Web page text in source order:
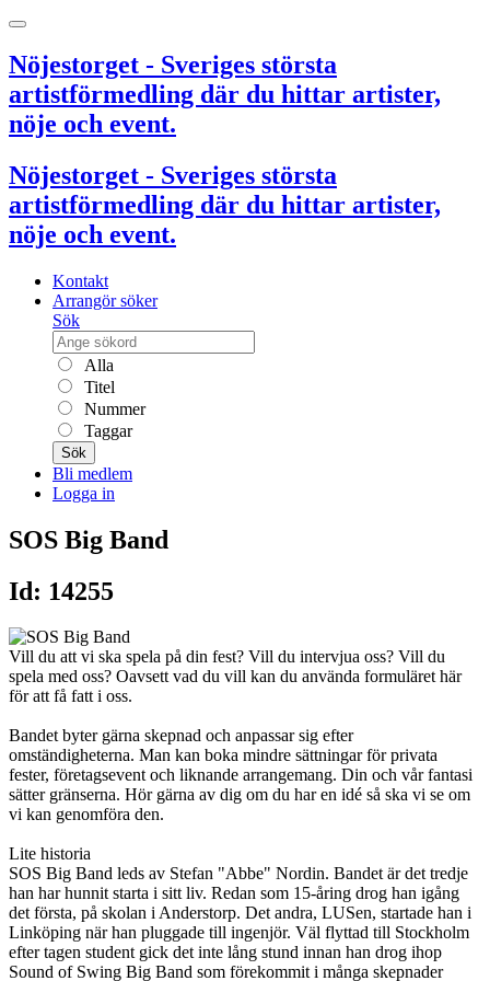
Nöjestorget - Sveriges största
artistförmedling där du hittar artister,
nöje och event.
Nöjestorget - Sveriges största
artistförmedling där du hittar artister,
nöje och event.
Kontakt
Arrangör söker
Sök
Alla
Titel
Nummer
Taggar
Sök
Bli medlem
Logga in
SOS Big Band
Id: 14255
Vill du att vi ska spela på din fest? Vill du intervjua oss? Vill du
spela med oss? Oavsett vad du vill kan du använda formuläret här
för att få fatt i oss.
Bandet byter gärna skepnad och anpassar sig efter
omständigheterna. Man kan boka mindre sättningar för privata
fester, företagsevent och liknande arrangemang. Din och vår fantasi
sätter gränserna. Hör gärna av dig om du har en idé så ska vi se om
vi kan genomföra den.
Lite historia
SOS Big Band leds av Stefan "Abbe" Nordin. Bandet är det tredje
han har hunnit starta i sitt liv. Redan som 15-åring drog han igång
det första, på skolan i Anderstorp. Det andra, LUSen, startade han i
Linköping när han pluggade till ingenjör. Väl flyttad till Stockholm
efter tagen student gick det inte lång stund innan han drog ihop
Sound of Swing Big Band som förekommit i många skepnader